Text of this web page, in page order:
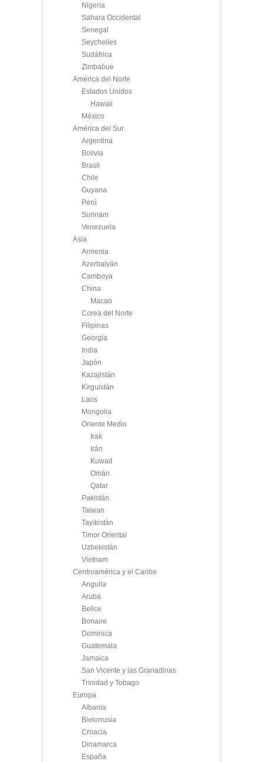
Nigeria
Sahara Occidental
Senegal
Seychelles
Sudáfrica
Zimbabue
América del Norte
Estados Unidos
Hawaii
México
América del Sur
Argentina
Bolivia
Brasil
Chile
Guyana
Perú
Surinam
Venezuela
Asia
Armenia
Azerbaiyán
Camboya
China
Macao
Corea del Norte
Filipinas
Georgia
India
Japón
Kazajistán
Kirguistán
Laos
Mongolia
Oriente Medio
Irak
Irán
Kuwait
Omán
Qatar
Pakistán
Taiwan
Tayikistán
Timor Oriental
Uzbekistán
Vietnam
Centroamérica y el Caribe
Anguila
Aruba
Belice
Bonaire
Dominica
Guatemala
Jamaica
San Vicente y las Granadinas
Trinidad y Tobago
Europa
Albania
Bielorrusia
Croacia
Dinamarca
España